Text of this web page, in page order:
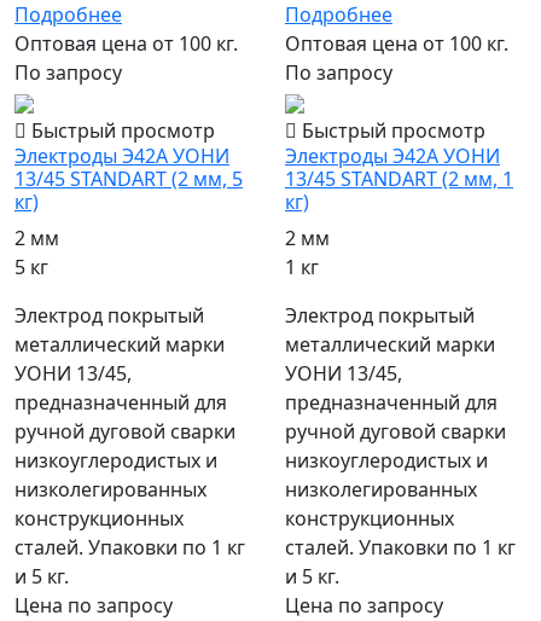
Подробнее
Оптовая цена от 100 кг.
По запросу
Подробнее
Оптовая цена от 100 кг.
По запросу
Быстрый просмотр
Электроды Э42А УОНИ
13/45 STANDART (2 мм, 5
кг)
2 мм
5 кг
Электрод покрытый
металлический марки
УОНИ 13/45,
предназначенный для
ручной дуговой сварки
низкоуглеродистых и
низколегированных
конструкционных
сталей. Упаковки по 1 кг
и 5 кг.
Цена по запросу
Быстрый просмотр
Электроды Э42А УОНИ
13/45 STANDART (2 мм, 1
кг)
2 мм
1 кг
Электрод покрытый
металлический марки
УОНИ 13/45,
предназначенный для
ручной дуговой сварки
низкоуглеродистых и
низколегированных
конструкционных
сталей. Упаковки по 1 кг
и 5 кг.
Цена по запросу